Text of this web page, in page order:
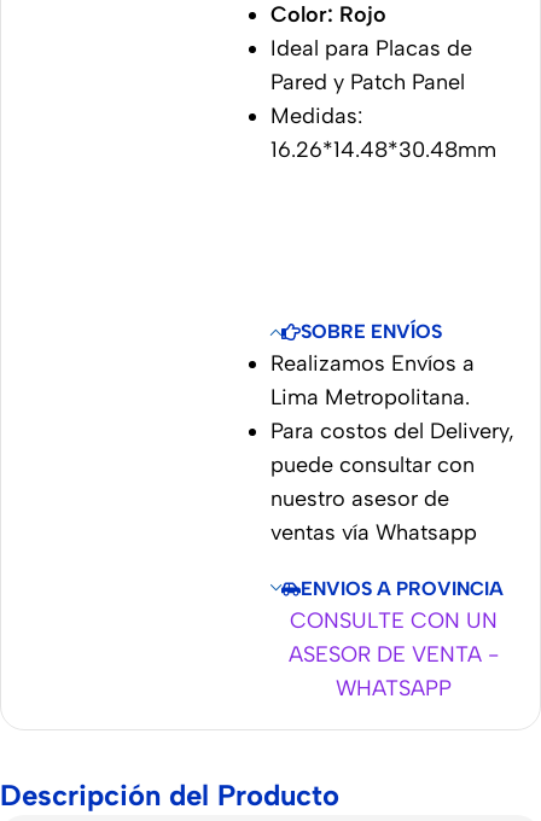
Color: Rojo
Ideal para Placas de
Pared y Patch Panel
Medidas:
16.26*14.48*30.48mm
SOBRE ENVÍOS
Realizamos Envíos a
Lima Metropolitana.
Para costos del Delivery,
puede consultar con
nuestro asesor de
ventas vía Whatsapp
ENVIOS A PROVINCIA
CONSULTE CON UN
ASESOR DE VENTA -
WHATSAPP
Descripción del Producto